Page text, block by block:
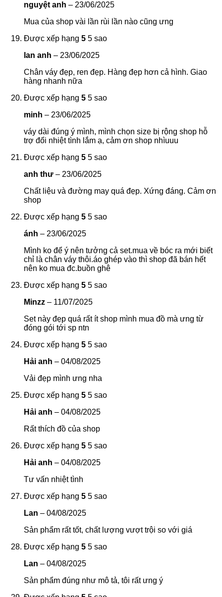
nguyệt anh – 23/06/2025
Mua của shop vài lần rùi lần nào cũng ưng
Được xếp hạng 5 5 sao
lan anh – 23/06/2025
Chân váy đẹp, ren đẹp. Hàng đẹp hơn cả hình. Giao
hàng nhanh nữa
Được xếp hạng 5 5 sao
minh – 23/06/2025
váy dài đúng ý mình, mình chọn size bị rộng shop hỗ
trợ đổi nhiệt tình lắm ạ, cảm ơn shop nhìuuu
Được xếp hạng 5 5 sao
anh thư – 23/06/2025
Chất liệu và đường may quá đẹp. Xứng đáng. Cảm ơn
shop
Được xếp hạng 5 5 sao
ánh – 23/06/2025
Mình ko để ý nên tưởng cả set.mua về bóc ra mới biết
chỉ là chân váy thôi.áo ghép vào thì shop đã bán hết
nên ko mua đc.buồn ghê
Được xếp hạng 5 5 sao
Minzz – 11/07/2025
Set này đẹp quá rất ít shop mình mua đồ mà ưng từ
đóng gói tới sp ntn
Được xếp hạng 5 5 sao
Hải anh – 04/08/2025
Vải đẹp mình ưng nha
Được xếp hạng 5 5 sao
Hải anh – 04/08/2025
Rất thích đồ của shop
Được xếp hạng 5 5 sao
Hải anh – 04/08/2025
Tư vấn nhiệt tình
Được xếp hạng 5 5 sao
Lan – 04/08/2025
Sản phẩm rất tốt, chất lượng vượt trội so với giá
Được xếp hạng 5 5 sao
Lan – 04/08/2025
Sản phẩm đúng như mô tả, tôi rất ưng ý